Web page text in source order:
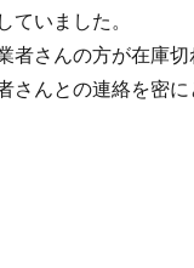
ていました。
者さんの方が在庫切
さんとの連絡を密に